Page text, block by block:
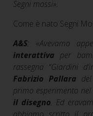
Segni mossi».
Come è nato Segni
A&S: «Avevamo
interattiva per
rassegna “Giardini
Fabrizio Pallara
primo esperimento
il disegno. Ed